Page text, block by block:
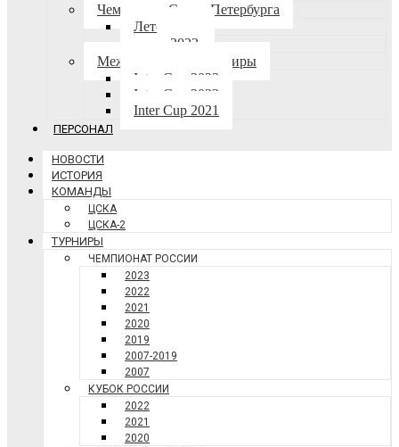
Чемпионат Санкт-Петербурга
Лето-осень
2023
Международные турниры
Inter Cup 2023
Inter Cup 2022
Inter Cup 2021
ПЕРСОНАЛ
НОВОСТИ
ИСТОРИЯ
КОМАНДЫ
ЦСКА
ЦСКА-2
ТУРНИРЫ
ЧЕМПИОНАТ РОССИИ
2023
2022
2021
2020
2019
2007-2019
2007
КУБОК РОССИИ
2022
2021
2020